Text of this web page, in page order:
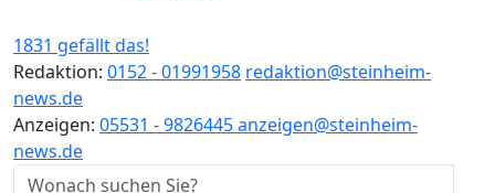
1831 gefällt das!
Redaktion: 0152 - 01991958 redaktion@steinheim-
news.de
Anzeigen: 05531 - 9826445anzeigen@steinheim-
news.de